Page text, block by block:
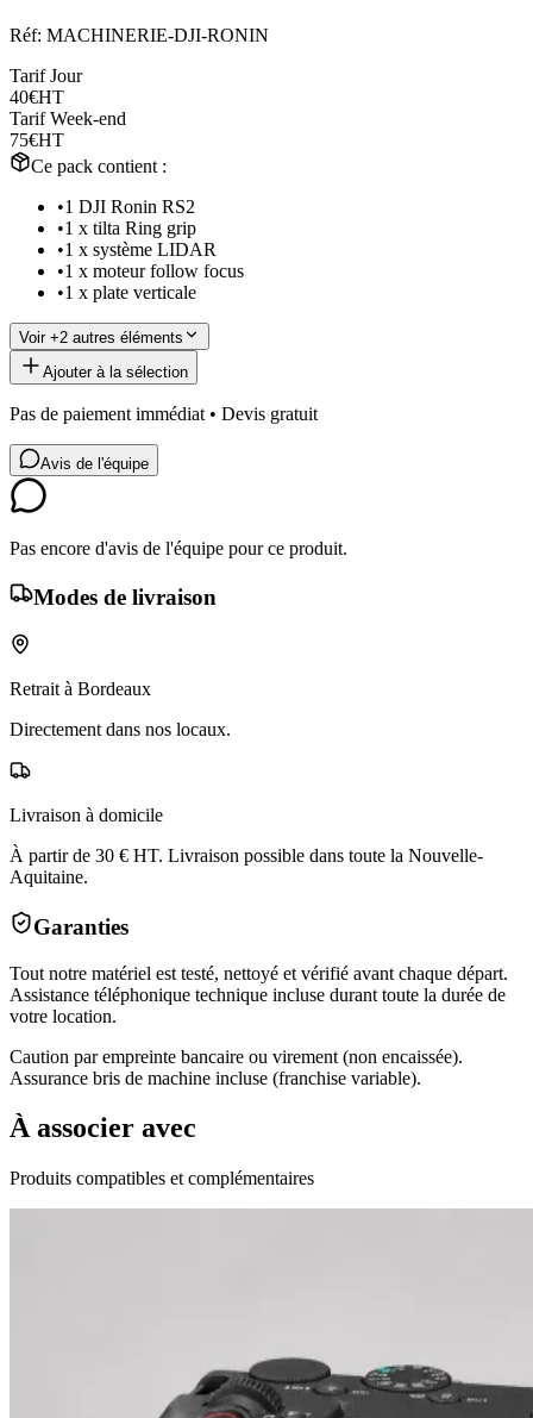
Réf: MACHINERIE-DJI-RONIN
Tarif Jour
40€HT
Tarif Week-end
75€HT
Ce pack contient :
•1 DJI Ronin RS2
•1 x tilta Ring grip
•1 x système LIDAR
•1 x moteur follow focus
•1 x plate verticale
Voir +2 autres éléments
Ajouter à la sélection
Pas de paiement immédiat • Devis gratuit
Avis de l'équipe
Pas encore d'avis de l'équipe pour ce produit.
Modes de livraison
Retrait à Bordeaux
Directement dans nos locaux.
Livraison à domicile
À partir de 30 € HT. Livraison possible dans toute la Nouvelle-
Aquitaine.
Garanties
Tout notre matériel est testé, nettoyé et vérifié avant chaque départ.
Assistance téléphonique technique incluse durant toute la durée de
votre location.
Caution par empreinte bancaire ou virement (non encaissée).
Assurance bris de machine incluse (franchise variable).
À associer avec
Produits compatibles et complémentaires